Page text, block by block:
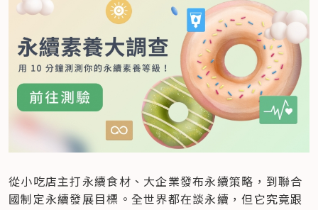
從小吃店主打永續食材、大企業發布永續策略，到聯合
國制定永續發展目標。全世界都在談永續，但它究竟跟